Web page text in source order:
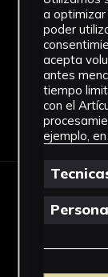
sobre el
inclinada
el cuello y
él. Destaca
del hombre
de la
sexual. La
carteles de
La
a
poder
acepta
antes
tiempo
con el
ejemplo, en